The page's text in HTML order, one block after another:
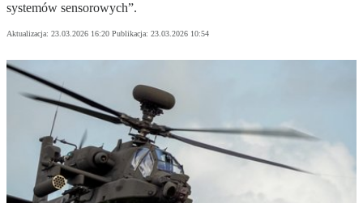
systemów sensorowych”.
Aktualizacja: 23.03.2026 16:20 Publikacja: 23.03.2026 10:54